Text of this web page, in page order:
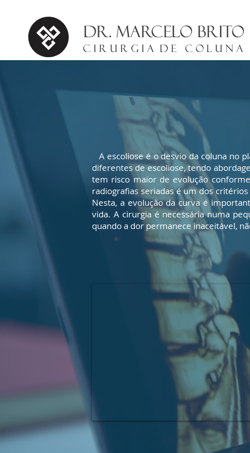
A escoliose é o desvio da coluna no
diferentes de escoliose, tendo
tem risco maior de evolução
radiografias seriadas é um dos
Nesta, a evolução da curva é
vida. A cirurgia é necessária numa
quando a dor permanece inaceitável,